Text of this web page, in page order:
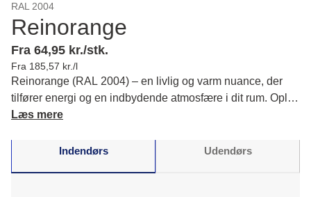
RAL 2004
Reinorange
Fra 64,95 kr./stk.
Fra 185,57 kr./l
Reinorange (RAL 2004) – en livlig og varm nuance, der
tilfører energi og en indbydende atmosfære i dit rum. Oplev
dens klare appel og føl, hvordan den vækker glæde og
Læs mere
Indendørs Udendørs